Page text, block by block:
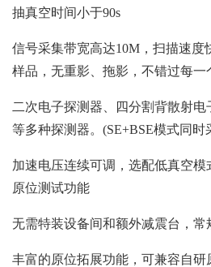
抽真空时间小于90s
信号采集带宽高达10M，扫描速度
样品，无重影、拖影，不错过每一
二次电子探测器、四分割背散射
等多种探测器。(SE+BSE模式同时
加速电压连续可调，选配低真空
原位测试功能
无需特装设备间和额外减震台，常
丰富的原位拓展功能，可兼容自研